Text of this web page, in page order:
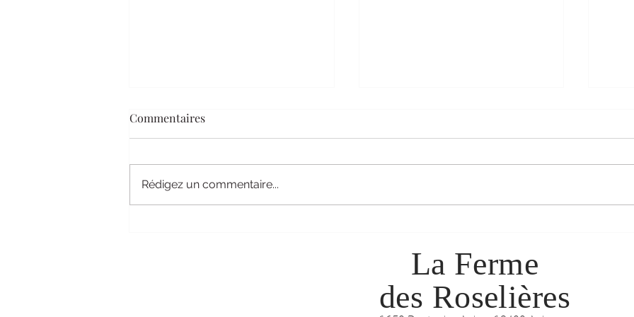
La Petite Bulle d’Été à la
Salut à toutes et à tous 🌿 Ici,
l’été bat son plein. Entre les
feuilles qui bruissent
Commentaires
Rédigez un commentaire...
La Ferme
des Roselières